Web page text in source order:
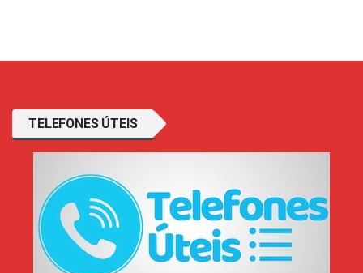
TELEFONES ÚTEIS